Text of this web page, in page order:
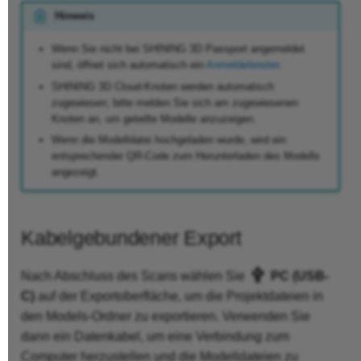
Hinweis
Wenn Sie nicht bei SHINING 3D Passport angemeldet
sind, öffnet sich automatisch ein
Anmeldefenster.
SHINING 3D Cloud-Knoten werden automatisch
zugewiesen; bitte melden Sie sich am zugewiesenen
Knoten an, um geteilte Modelle anzuzeigen.
Wenn die Modelldatei hochgeladen wurde, wird ein
entsprechender QR-Code zum Herunterladen des Modells
angezeigt.
Kabelgebundener Export
Nach Abschluss des Scans wählen Sie
PC (USB-
auf der Exportoberfläche, um die Projektdateien in
den Models-Ordner zu exportieren. Verwenden Sie
dann ein Datenkabel, um eine Verbindung zum
Computer herzustellen und die Modelldateien zu